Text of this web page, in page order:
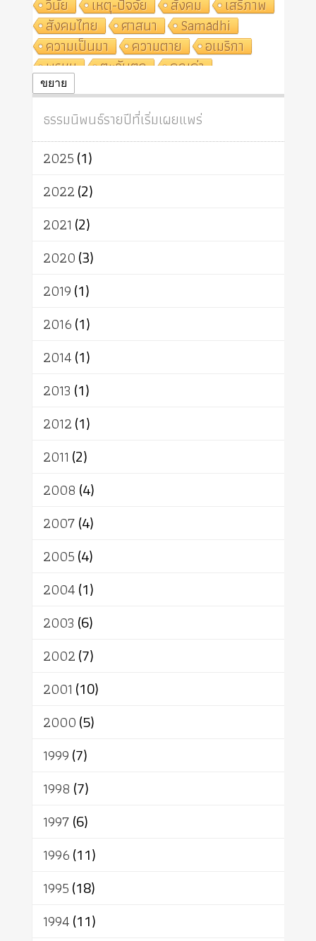
วินัย เหตุ-ปัจจัย สังคม
เสรีภาพ
สังคมไทย
ศาสนา
Samādhi
ความเป็นมา
ความตาย
อเมริกา
พรหม
ตะวันตก
คุณค่า
ปฏิจจสมุปบาท
ศาสนาประจำชาติ
อินเดีย
ผู้บริโภค
ธรรมาธิปไตย
จักร
การแยกรัฐกับศาสนา
ธรรมชาติ
เทคโนโลยี
สิทธิ
พุทธบริษัท
อัตถะ
เทวดา
ขยาย
ธรรมนิพนธ์รายปีที่เริ่มเผยแพร่
2025(1)
2022(2)
2021 (2)
2020(3)
2019(1)
2016(1)
2014(1)
2013 (1)
2012(1)
2011 (2)
2008 (4)
2007(4)
2005(4)
2004(1)
2003 (6)
2002(7)
2001 (10)
2000(5)
1999(7)
1998 (7)
1997(6)
1996(11)
1995(18)
1994(11)